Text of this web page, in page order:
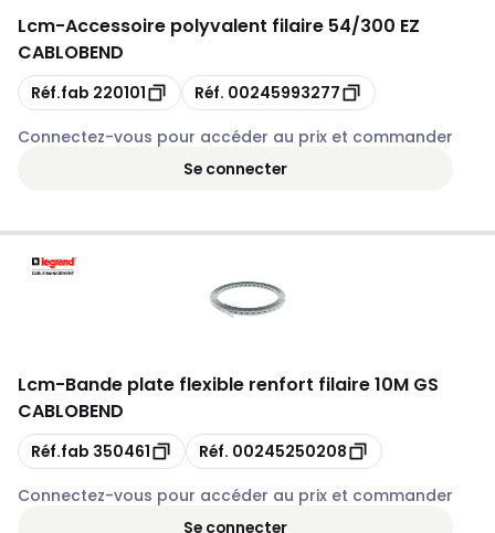
Lcm-Accessoire polyvalent filaire 54/300 EZ
CABLOBEND
Copie
Réf.fab 220101 Copie
Réf. 00245993277
Connectez-vous pour accéder au prix et commander
Se connecter
Lcm-Bande plate flexible renfort filaire 10M GS
CABLOBEND
Copie
Réf.fab 350461 Copie
Réf. 00245250208
Connectez-vous pour accéder au prix et commander
Se connecter